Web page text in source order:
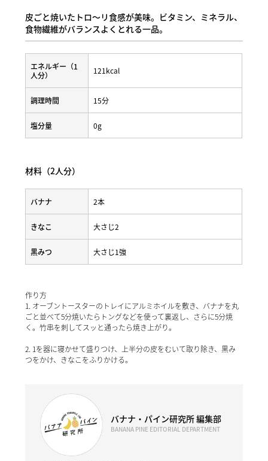
皮ごと焼いたトロ～リ食感が美味。ビタミン、ミネラル、
食物繊維がバランスよくとれる一品。
エネルギー（1
人分）
121kcal
調理時間 15分
塩分量 0g
材料（2人分）
バナナ 2本
きなこ 大さじ2
黒みつ 大さじ1強
作り方
1. オーブントースターのトレイにアルミホイルを敷き、バナナを丸
ごと並べて5分焼いたらトングなどを使って裏返し、さらに5分焼
く。竹串を刺してスッと通ったら焼き上がり。
2. 1を器に寝かせて盛りつけ、上半分の皮をむいて取り除き、黒み
つをかけ、きなこをふりかける。
バナナ・パイン研究所 編集部
BANANA PINE EDITORIAL DEPARTMENT